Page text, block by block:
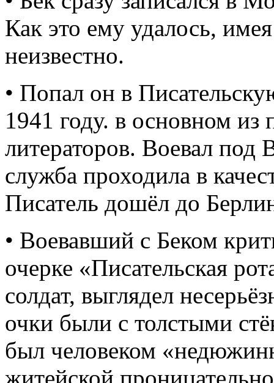
Как это ему удалось,
неизвестно.
• Попал он в
1941 году. в основном из
литераторов. Воевал под
служба проходила в
Писатель дошёл до
• Воевавший с Беком
очерке «Писательская
солдат, выглядел
очки были с толстыми
был человеком